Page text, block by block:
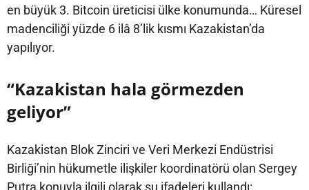
en büyük 3. Bitcoin üreticisi ülke konumunda… Küresel
madenciliği yüzde 6 ilâ 8’lik kısmı Kazakistan’da
yapılıyor.
“Kazakistan hala görmezden
geliyor”
Kazakistan Blok Zinciri ve Veri Merkezi Endüstrisi
Birliği’nin hükumetle ilişkiler koordinatörü olan Sergey
Putra konuyla ilgili olarak şu ifadeleri kullandı: